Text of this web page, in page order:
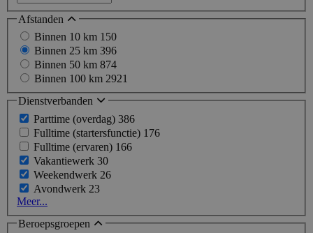
Afstanden
Binnen 10 km 150
Binnen 25 km 396
Binnen 50 km 874
Binnen 100 km 2921
Dienstverbanden
Parttime (overdag) 386
Fulltime (startersfunctie) 176
Fulltime (ervaren) 166
Vakantiewerk 30
Weekendwerk 26
Avondwerk 23
Meer...
Beroepsgroepen